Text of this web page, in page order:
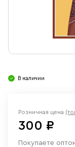
Ювелирные
В наличии
Розничная цена
300 ₽
Покупаете